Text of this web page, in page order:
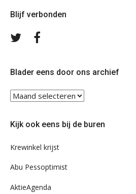
Blijf verbonden
Volg
Blader eens door ons archief
Blader
ons
Kijk ook eens bij de buren
Krewinkel krijst
Abu Pessoptimist
AktieAgenda